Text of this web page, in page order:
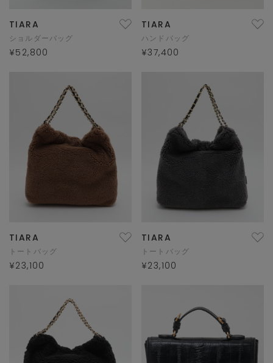
TIARA
ショルダーバッグ
¥52,800
TIARA
ハンドバッグ
¥37,400
TIARA
トートバッグ
¥23,100
TIARA
トートバッグ
¥23,100